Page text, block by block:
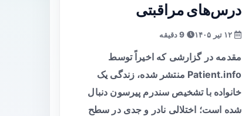
درس‌های مراقبتی
مقدمه در گزارشی که اخیراً توسط
Patient.info منتشر شده، زندگی یک
خانواده با تشخیص سندرم پیرسون دنبال
شده است؛ اختلالی نادر و جدی در سطح